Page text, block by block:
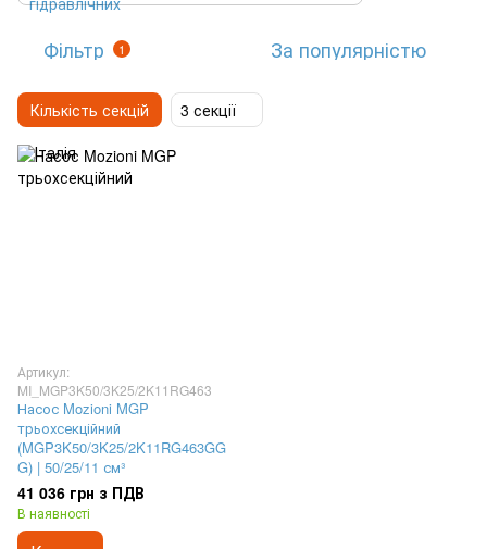
Фільтр 1 За популярністю
Кількість секцій 3 секції
Артикул:
MI_MGP3K50/3K25/2K11RG463
Насос Mozioni MGP
трьохсекційний
(MGP3K50/3K25/2K11RG463GG
G) | 50/25/11 см³
41 036 грн з ПДВ
В наявності